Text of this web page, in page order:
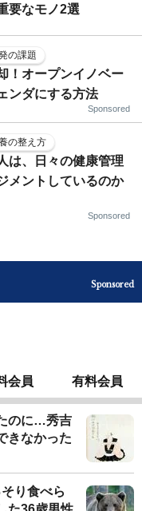
要なモノ2選
の課題
！オープンイノベー
ンダにする方法
Sponsored
の整え方
は、日々の健康管理
メントしているのか
Sponsored
Sponsored
会員 有料会員
のに…秀吉
きなかった
り食べら